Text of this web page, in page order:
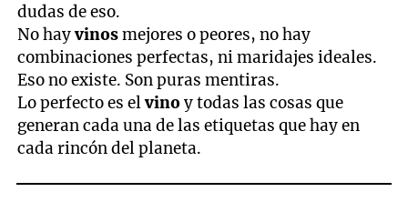
dudas de eso.
No hayvinosmejores o peores, no hay
combinaciones perfectas, ni maridajes ideales.
Eso no existe. Son puras mentiras.
Lo perfecto es elvinoy todas las cosas que
generan cada una de las etiquetas que hay en
cada rincón del planeta.